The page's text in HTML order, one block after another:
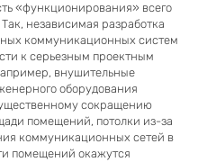
«функционирования» всего
независимая разработка
коммуникационных систем
к серьезным проектным
внушительные
оборудования
сокращению
помещений, потолки из-за
коммуникационных сетей в
помещений окажутся